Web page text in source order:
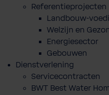
Referentieprojecten
Landbouw-
Welzijn en
Energiesector
Gebouwen
Dienstverlening
Servicecontracten
BWT Best Water